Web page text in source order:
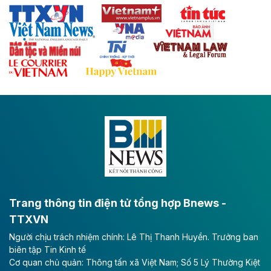
Thái Nguyên và các tỉnh trung du, miền núi phía Bắc
với hệ thống cửa khẩu quốc tế tại Lạng Sơn.
Theo baodautu.vn
Đề xuất đầu tư 11.500 tỷ đồng xây dựng cao
tốc CT.11 qua Ninh Bình
Đông A dài khoảng 25,1 km được kỳ vọng sẽ tạo động
lực phát triển kinh tế - xã hội khu vực phía Nam đồng
Long Thành
Tổng công ty Cảng hàng không Việt Nam - CTCP
(ACV) vừa lập kỷ lục mới về lợi nhuận trong quý
II/2026.
Trang thông tin điện tử tổng hợp Bnews -
TTXVN
Người chịu trách nhiệm chính: Lê Thị Thanh Huyền. Trưởng ban
biên tập Tin Kinh tế
Cơ quan chủ quản: Thông tấn xã Việt Nam; Số 5 Lý Thường Kiệt